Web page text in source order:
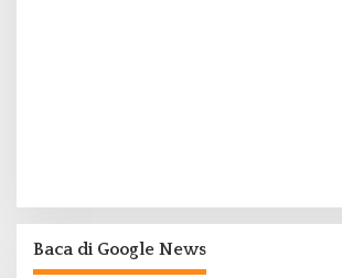
Baca di Google News